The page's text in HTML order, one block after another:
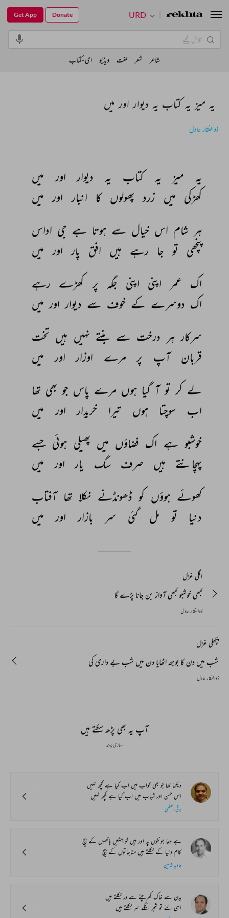
یہ میز یہ کتاب یہ دیوار اور میں
ذوالفقار عادل
یہ میز یہ کتاب یہ دیوار اور
میں
کھڑکی میں زرد پھولوں کا انبار اور میں
ہر شام اس خیال سے ہوتا ہے جی اداس
پنچھی تو جا رہے ہیں افق پار اور میں
اک عمر اپنی اپنی جگہ پر کھڑے رہے
اک دوسرے کے خوف سے دیوار اور میں
سرکار ہر درخت سے بنتے نہیں ہیں تخت
قربان
آپ پر مرے اوزار اور
میں
لے کر تو آ گیا ہوں مرے پاس جو بھی تھا
اب
سوچتا ہوں تیرا خریدار اور
میں
خوشبو ہے اک فضاؤں میں پھیلی ہوئی جسے
پہچانتے
ہیں صرف سگ یار اور
میں
کھوئے ہوؤں کو ڈھونڈنے نکلا تھا آفتاب
دنیا
تو مل گئی سر بازار اور میں
اگلی غزل
کبھی خوشبو کبھی آواز بن جانا پڑے گا
ذوالفقار عادل
پچھلی غزل
شب میں دن کا بوجھ اٹھایا دن میں شب بے داری کی
ذوالفقار عادل
آپ یہ بھی پڑھ سکتے ہیں
ہماری پسند
دیکھا تھا جو بھی خواب میں اب کیا ہے کچھ نہیں
اس حسن اور شباب میں اب کیا ہے کچھ نہیں
برقی اعظمی
ہے دعا ہونٹوں پہ اور ہیں خواہشیں ہاتھوں کے بیچ
کام دنیا کے نکلتے ہیں مناجاتوں کے بیچ
جاوید شاہین
بدن سے خاک کھرچنے سے در نکلتے ہیں
اسی لئے تو شجر ننگے سر نکلتے ہیں
URD
Get App Donate
شاعر شعر لغت ویڈیو ای-کتاب